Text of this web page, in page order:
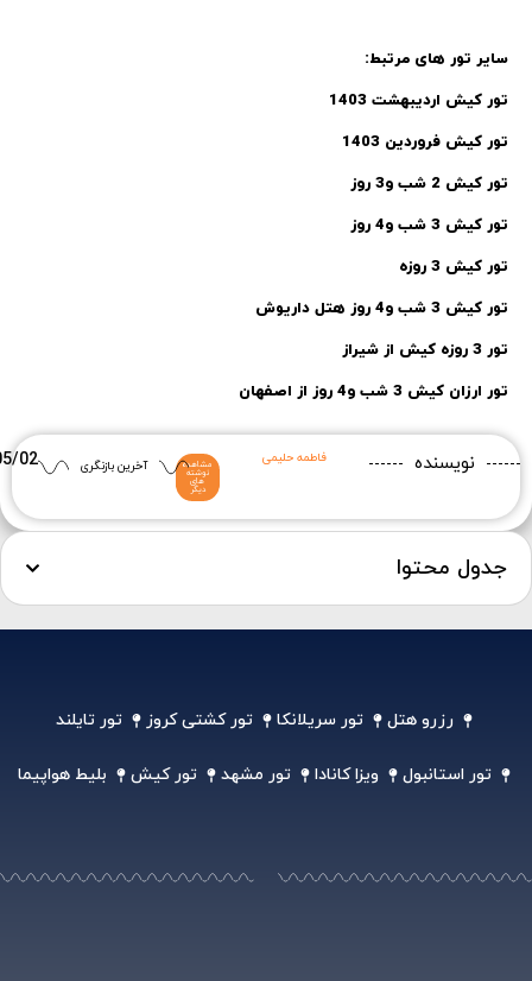
سایر تور های مرتبط:
تور کیش اردیبهشت 1403
تور کیش فروردین 1403
تور کیش 2 شب و3 روز
تور کیش 3 شب و4 روز
تور کیش 3 روزه
تور کیش 3 شب و4 روز هتل داریوش
تور 3 روزه کیش از شیراز
تور ارزان کیش 3 شب و4 روز از اصفهان
نویسنده فاطمه حلیمی مشاهده
نوشته
های
دیگر
آخرین بازنگری 02
جدول محتوا
رزرو هتل تور سریلانکا تور کشتی کروز تور تایلند
تور استانبول ویزا کانادا تور مشهد تور کیش بلیط هواپیما